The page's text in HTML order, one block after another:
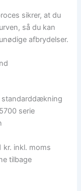
sikrer, at du
så du kan
afbrydelser.
standarddækning
serie
kr. inkl. moms
tilbage